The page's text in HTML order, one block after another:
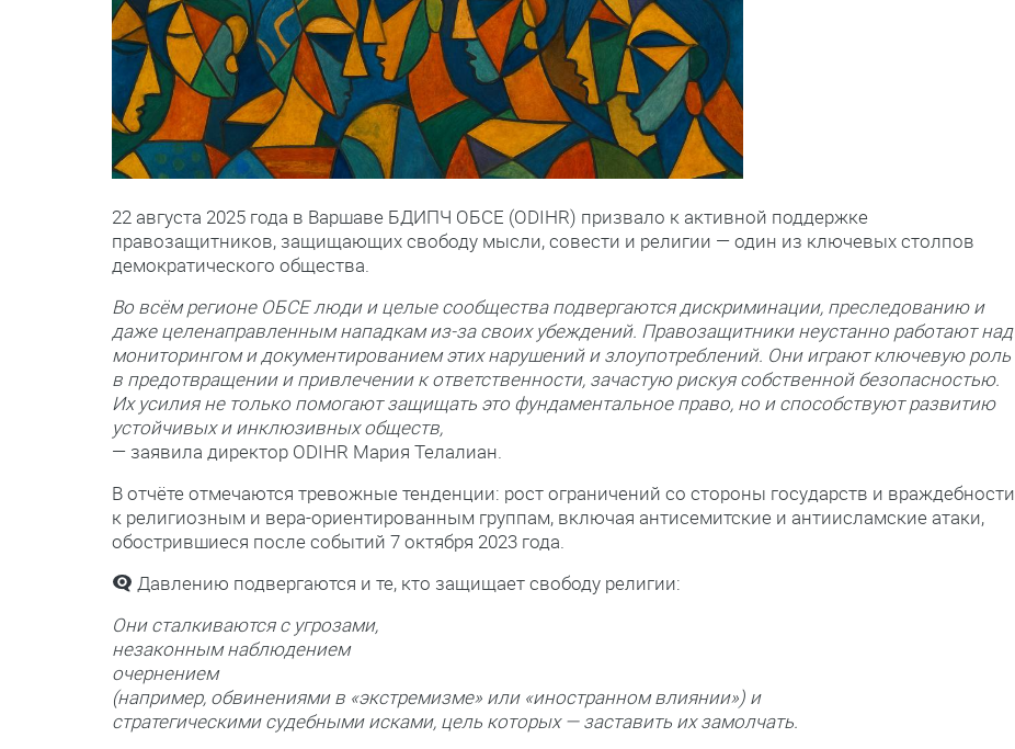
22 августа 2025 года в Варшаве БДИПЧ ОБСЕ (ODIHR) призвало к активной поддержке
правозащитников, защищающих свободу мысли, совести и религии — один из ключевых столпов
демократического общества.
Во всём регионе ОБСЕ люди и целые сообщества подвергаются дискриминации, преследованию и
даже целенаправленным нападкам из‑за своих убеждений. Правозащитники неустанно работают над
мониторингом и документированием этих нарушений и злоупотреблений. Они играют ключевую роль
в предотвращении и привлечении к ответственности, зачастую рискуя собственной безопасностью.
Их усилия не только помогают защищать это фундаментальное право, но и способствуют развитию
устойчивых и инклюзивных обществ,
— заявила директор ODIHR Мария Телалиан.
В отчёте отмечаются тревожные тенденции: рост ограничений со стороны государств и враждебности
к религиозным и вера-ориентированным группам, включая антисемитские и антиисламские атаки,
обострившиеся после событий 7 октября 2023 года.
Давлению подвергаются и те, кто защищает свободу религии:
Они сталкиваются с угрозами,
незаконным наблюдением
очернением
(например, обвинениями в «экстремизме» или «иностранном влиянии») и
стратегическими судебными исками, цель которых — заставить их замолчать.